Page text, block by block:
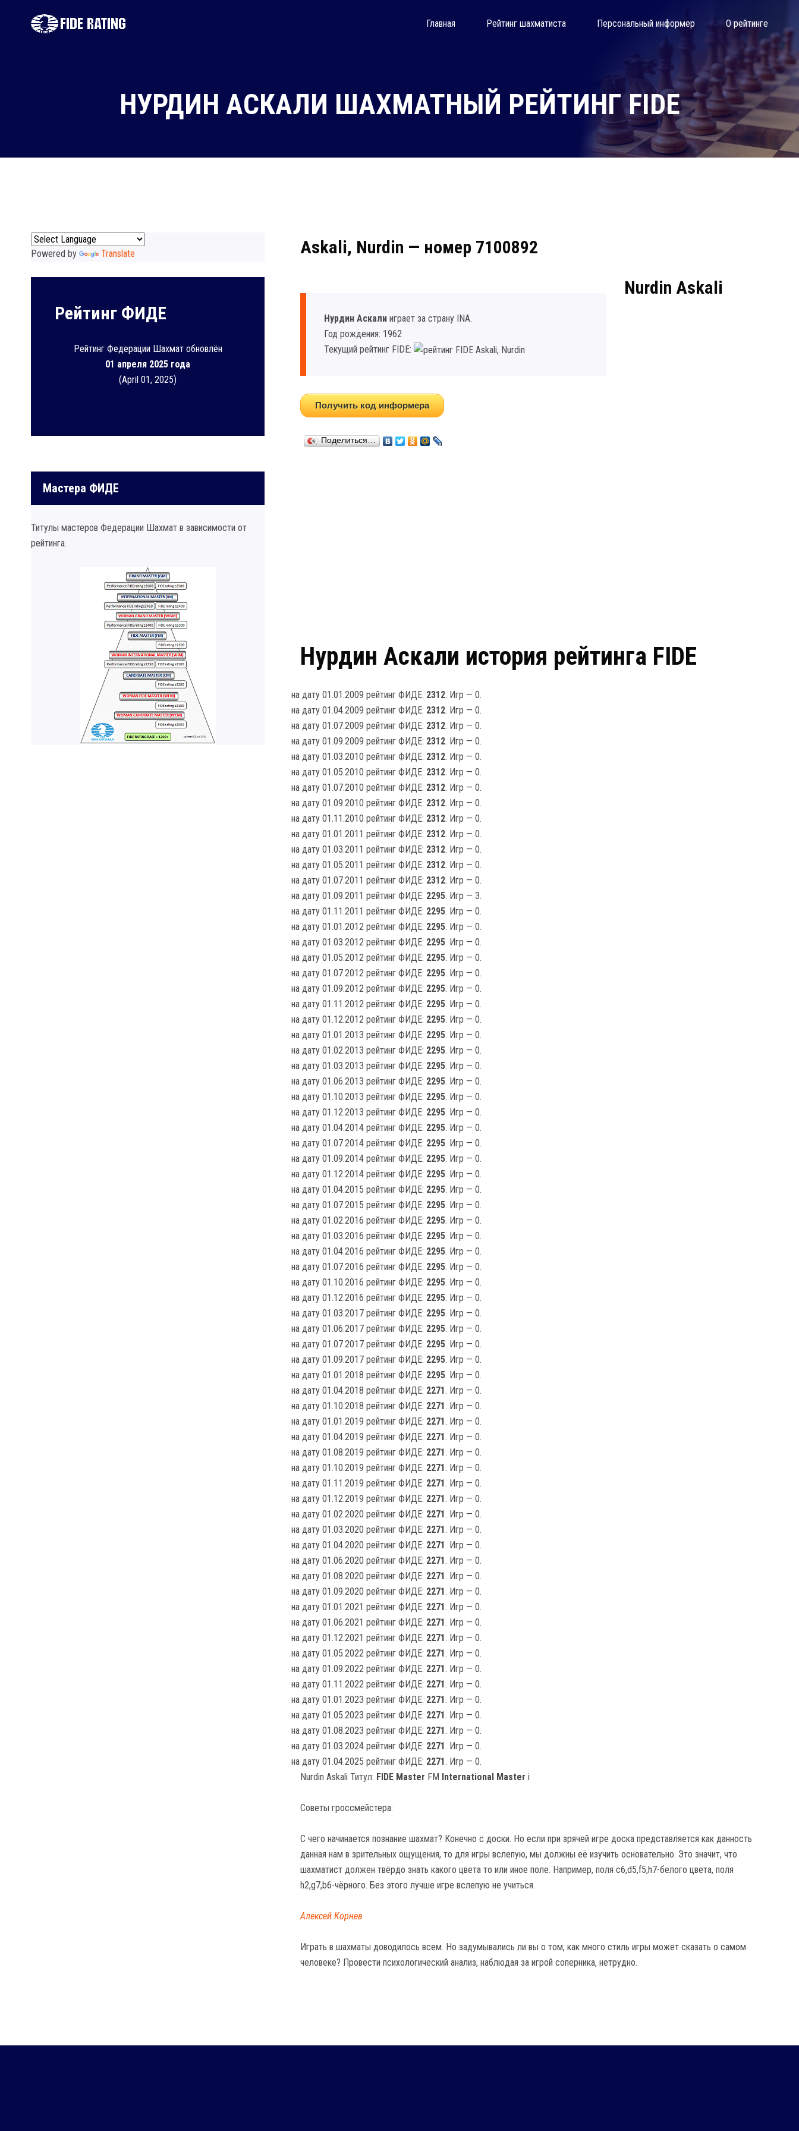
Главная Рейтинг шахматиста Персональный информер О рейтинге
НУРДИН АСКАЛИ ШАХМАТНЫЙ РЕЙТИНГ FIDE
Powered by Translate
Рейтинг ФИДЕ
Рейтинг Федерации Шахмат обновлён
01 апреля 2025 года
(April 01, 2025)
Мастера ФИДЕ
Титулы мастеров Федерации Шахмат в зависимости от
рейтинга.
Askali, Nurdin — номер 7100892
Нурдин Аскали играет за страну INA.
Год рождения: 1962
Текущий рейтинг FIDE:
Получить код информера
Поделиться…
Nurdin Askali
Нурдин Аскали история рейтинга FIDE
на дату 01.01.2009 рейтинг ФИДЕ: 2312. Игр — 0.
на дату 01.04.2009 рейтинг ФИДЕ: 2312. Игр — 0.
на дату 01.07.2009 рейтинг ФИДЕ: 2312. Игр — 0.
на дату 01.09.2009 рейтинг ФИДЕ: 2312. Игр — 0.
на дату 01.03.2010 рейтинг ФИДЕ: 2312. Игр — 0.
на дату 01.05.2010 рейтинг ФИДЕ: 2312. Игр — 0.
на дату 01.07.2010 рейтинг ФИДЕ: 2312. Игр — 0.
на дату 01.09.2010 рейтинг ФИДЕ: 2312. Игр — 0.
на дату 01.11.2010 рейтинг ФИДЕ: 2312. Игр — 0.
на дату 01.01.2011 рейтинг ФИДЕ: 2312. Игр — 0.
на дату 01.03.2011 рейтинг ФИДЕ: 2312. Игр — 0.
на дату 01.05.2011 рейтинг ФИДЕ: 2312. Игр — 0.
на дату 01.07.2011 рейтинг ФИДЕ: 2312. Игр — 0.
на дату 01.09.2011 рейтинг ФИДЕ: 2295. Игр — 3.
на дату 01.11.2011 рейтинг ФИДЕ: 2295. Игр — 0.
на дату 01.01.2012 рейтинг ФИДЕ: 2295. Игр — 0.
на дату 01.03.2012 рейтинг ФИДЕ: 2295. Игр — 0.
на дату 01.05.2012 рейтинг ФИДЕ: 2295. Игр — 0.
на дату 01.07.2012 рейтинг ФИДЕ: 2295. Игр — 0.
на дату 01.09.2012 рейтинг ФИДЕ: 2295. Игр — 0.
на дату 01.11.2012 рейтинг ФИДЕ: 2295. Игр — 0.
на дату 01.12.2012 рейтинг ФИДЕ: 2295. Игр — 0.
на дату 01.01.2013 рейтинг ФИДЕ: 2295. Игр — 0.
на дату 01.02.2013 рейтинг ФИДЕ: 2295. Игр — 0.
на дату 01.03.2013 рейтинг ФИДЕ: 2295. Игр — 0.
на дату 01.06.2013 рейтинг ФИДЕ: 2295. Игр — 0.
на дату 01.10.2013 рейтинг ФИДЕ: 2295. Игр — 0.
на дату 01.12.2013 рейтинг ФИДЕ: 2295. Игр — 0.
на дату 01.04.2014 рейтинг ФИДЕ: 2295. Игр — 0.
на дату 01.07.2014 рейтинг ФИДЕ: 2295. Игр — 0.
на дату 01.09.2014 рейтинг ФИДЕ: 2295. Игр — 0.
на дату 01.12.2014 рейтинг ФИДЕ: 2295. Игр — 0.
на дату 01.04.2015 рейтинг ФИДЕ: 2295. Игр — 0.
на дату 01.07.2015 рейтинг ФИДЕ: 2295. Игр — 0.
на дату 01.02.2016 рейтинг ФИДЕ: 2295. Игр — 0.
на дату 01.03.2016 рейтинг ФИДЕ: 2295. Игр — 0.
на дату 01.04.2016 рейтинг ФИДЕ: 2295. Игр — 0.
на дату 01.07.2016 рейтинг ФИДЕ: 2295. Игр — 0.
на дату 01.10.2016 рейтинг ФИДЕ: 2295. Игр — 0.
на дату 01.12.2016 рейтинг ФИДЕ: 2295. Игр — 0.
на дату 01.03.2017 рейтинг ФИДЕ: 2295. Игр — 0.
на дату 01.06.2017 рейтинг ФИДЕ: 2295. Игр — 0.
на дату 01.07.2017 рейтинг ФИДЕ: 2295. Игр — 0.
на дату 01.09.2017 рейтинг ФИДЕ: 2295. Игр — 0.
на дату 01.01.2018 рейтинг ФИДЕ: 2295. Игр — 0.
на дату 01.04.2018 рейтинг ФИДЕ: 2271. Игр — 0.
на дату 01.10.2018 рейтинг ФИДЕ: 2271. Игр — 0.
на дату 01.01.2019 рейтинг ФИДЕ: 2271. Игр — 0.
на дату 01.04.2019 рейтинг ФИДЕ: 2271. Игр — 0.
на дату 01.08.2019 рейтинг ФИДЕ: 2271. Игр — 0.
на дату 01.10.2019 рейтинг ФИДЕ: 2271. Игр — 0.
на дату 01.11.2019 рейтинг ФИДЕ: 2271. Игр — 0.
на дату 01.12.2019 рейтинг ФИДЕ: 2271. Игр — 0.
на дату 01.02.2020 рейтинг ФИДЕ: 2271. Игр — 0.
на дату 01.03.2020 рейтинг ФИДЕ: 2271. Игр — 0.
на дату 01.04.2020 рейтинг ФИДЕ: 2271. Игр — 0.
на дату 01.06.2020 рейтинг ФИДЕ: 2271. Игр — 0.
на дату 01.08.2020 рейтинг ФИДЕ: 2271. Игр — 0.
на дату 01.09.2020 рейтинг ФИДЕ: 2271. Игр — 0.
на дату 01.01.2021 рейтинг ФИДЕ: 2271. Игр — 0.
на дату 01.06.2021 рейтинг ФИДЕ: 2271. Игр — 0.
на дату 01.12.2021 рейтинг ФИДЕ: 2271. Игр — 0.
на дату 01.05.2022 рейтинг ФИДЕ: 2271. Игр — 0.
на дату 01.09.2022 рейтинг ФИДЕ: 2271. Игр — 0.
на дату 01.11.2022 рейтинг ФИДЕ: 2271. Игр — 0.
на дату 01.01.2023 рейтинг ФИДЕ: 2271. Игр — 0.
на дату 01.05.2023 рейтинг ФИДЕ: 2271. Игр — 0.
на дату 01.08.2023 рейтинг ФИДЕ: 2271. Игр — 0.
на дату 01.03.2024 рейтинг ФИДЕ: 2271. Игр — 0.
на дату 01.04.2025 рейтинг ФИДЕ: 2271. Игр — 0.
Nurdin Askali Титул: FIDE Master FM International Master i
Советы гроссмейстера:
С чего начинается познание шахмат? Конечно с доски. Но если при зрячей игре доска представляется как данность
данная нам в зрительных ощущения, то для игры вслепую, мы должны её изучить основательно. Это значит, что
шахматист должен твёрдо знать какого цвета то или иное поле. Например, поля c6,d5,f5,h7-белого цвета, поля
h2,g7,b6-чёрного. Без этого лучше игре вслепую не учиться.
Алексей Корнев
Играть в шахматы доводилось всем. Но задумывались ли вы о том, как много стиль игры может сказать о самом
человеке? Провести психологический анализ, наблюдая за игрой соперника, нетрудно.